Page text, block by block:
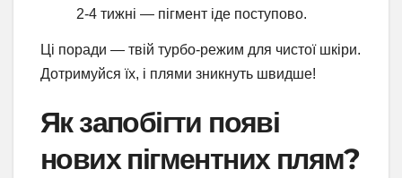
2-4 тижні — пігмент іде поступово.
Ці поради — твій турбо-режим для чистої шкіри.
Дотримуйся їх, і плями зникнуть швидше!
Як запобігти появі
нових пігментних плям?